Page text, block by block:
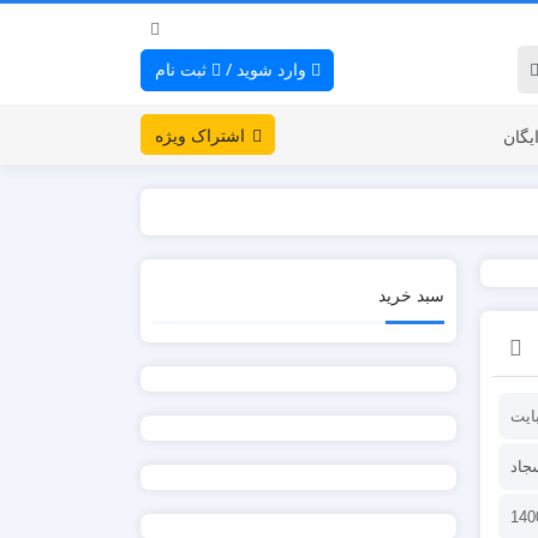
وارد شوید / ثبت نام
اشتراک ویژه
سبد خرید